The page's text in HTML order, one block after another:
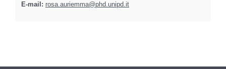
E-mail: rosa.auriemma@phd.unipd.it